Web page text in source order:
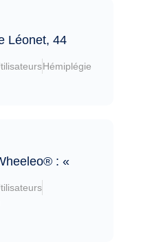
Léonet, 44
Hémiplégie
: «